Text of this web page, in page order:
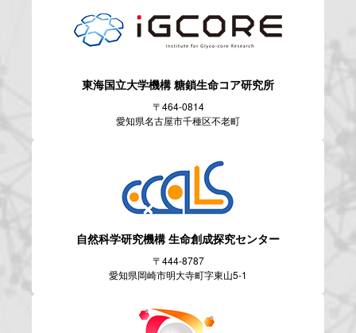
東海国立大学機構糖鎖生命コア研究所
〒464-0814
愛知県名古屋市千種区不老町
自然科学研究機構生命創成探究センター
〒444-8787
愛知県岡崎市明大寺町字東山5-1